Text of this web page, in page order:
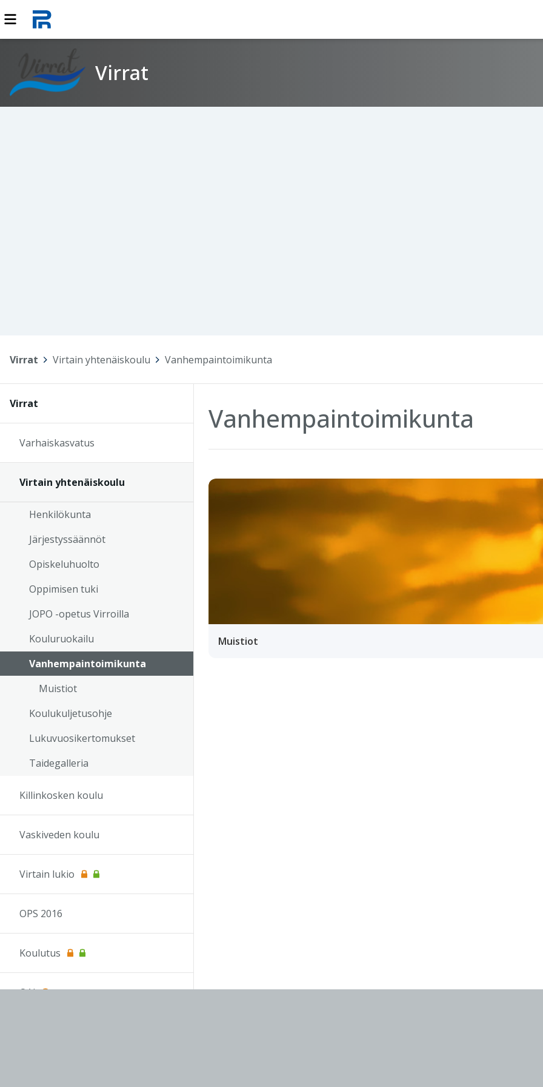
Virrat
Virrat Virtain yhtenäiskoulu Vanhempaintoimikunta
Vanhempaintoimikunta
Muistiot
Virrat
Varhaiskasvatus
Virtain yhtenäiskoulu
Henkilökunta
Järjestyssäännöt
Opiskeluhuolto
Oppimisen tuki
JOPO -opetus Virroilla
Kouluruokailu
Vanhempaintoimikunta
Muistiot
Koulukuljetusohje
Lukuvuosikertomukset
Taidegalleria
Killinkosken koulu
Vaskiveden koulu
Virtain lukio
OPS 2016
Koulutus
OAJ